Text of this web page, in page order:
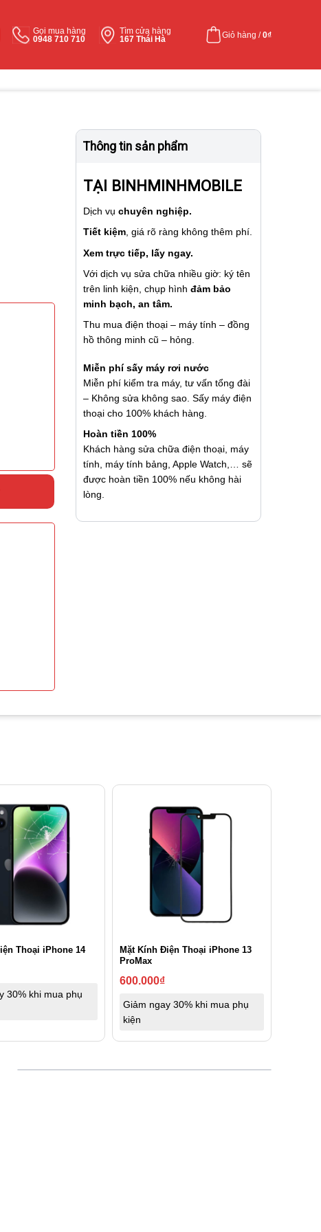
Gọi mua hàng
0948 710 710
Tìm cửa hàng
167 Thái Hà
Giỏ hàng /0₫
Thông tin sản phẩm
TẠI BINHMINHMOBILE
Dịch vụ chuyên nghiệp.
Tiết kiệm, giá rõ ràng không thêm phí.
Xem trực tiếp, lấy ngay.
Với dịch vụ sửa chữa nhiều giờ: ký tên
trên linh kiện, chụp hình đảm bảo
minh bạch, an tâm.
Thu mua điện thoại – máy tính – đồng
hồ thông minh cũ – hỏng.
Miễn phí sấy máy rơi nước
Miễn phí kiểm tra máy, tư vấn tổng đài
– Không sửa không sao. Sấy máy điện
thoại cho 100% khách hàng.
Hoàn tiền 100%
Khách hàng sửa chữa điện thoại, máy
tính, máy tính bảng, Apple Watch,… sẽ
được hoàn tiền 100% nếu không hài
lòng.
Thoại iPhone 14
30% khi mua phụ
Mặt Kính Điện Thoại iPhone 13
ProMax
600.000₫
Giảm ngay 30% khi mua phụ
kiện